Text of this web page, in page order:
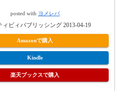
posted with ヨメレバ
ィビィパブリッシング 2013-04-19
Amazonで購入
Kindle
楽天ブックスで購入